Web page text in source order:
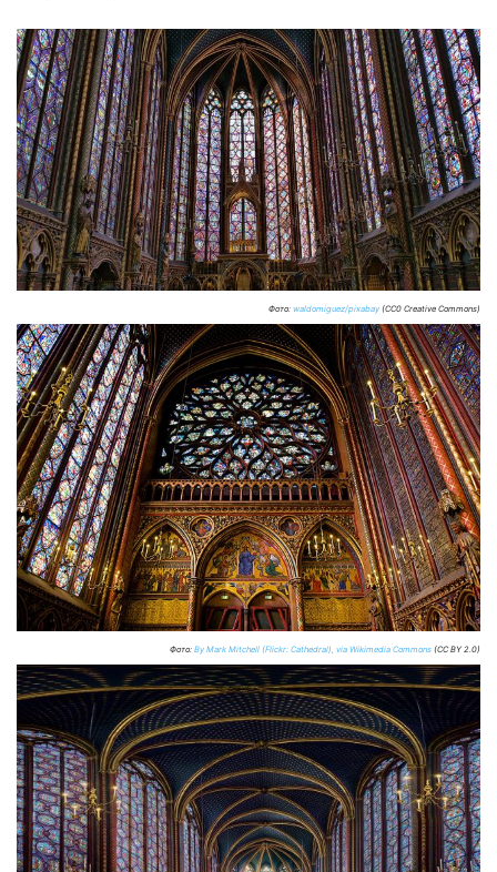
Фото: waldomiguez/pixabay (CC0 Creative Commons)
Фото: By Mark Mitchell (Flickr: Cathedral), via Wikimedia Commons (CC BY 2.0)